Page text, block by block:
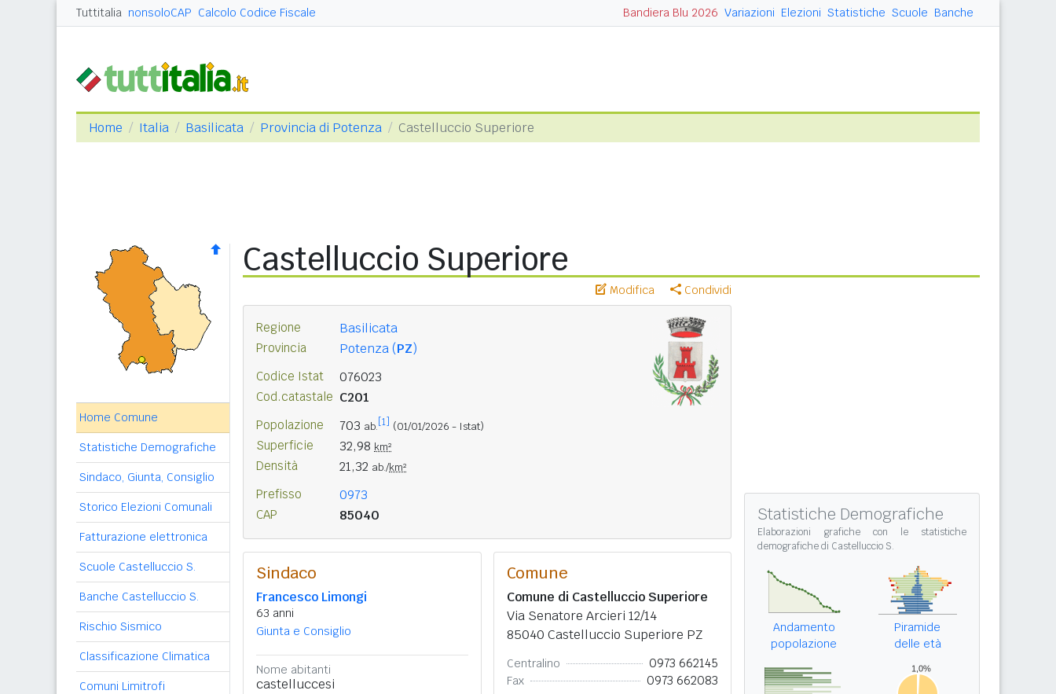
Tuttitalia nonsoloCAP Calcolo Codice Fiscale Bandiera Blu 2026 Variazioni Elezioni Statistiche Scuole Banche
Home Italia Basilicata Provincia di Potenza Castelluccio Superiore
Home Comune
Statistiche Demografiche
Sindaco, Giunta, Consiglio
Storico Elezioni Comunali
Fatturazione elettronica
Scuole Castelluccio S.
Banche Castelluccio S.
Rischio Sismico
Classificazione Climatica
Comuni Limitrofi
Castelluccio Superiore
Modifica Condividi
Regione Basilicata
Provincia Potenza (PZ)
Codice Istat 076023
Cod.catastale C201
Popolazione 703 ab. [1] (01/01/2026 - Istat)
Superficie 32,98 km²
Densità 21,32 ab./km²
Prefisso 0973
CAP 85040
Sindaco
Francesco Limongi
63 anni
Giunta e Consiglio
Nome abitanti
castelluccesi
Comune
Comune di Castelluccio Superiore
Via Senatore Arcieri 12/14
85040 Castelluccio Superiore PZ
Centralino 0973 662145
Fax 0973 662083
Statistiche Demografiche
Elaborazioni grafiche con le statistiche
demografiche di Castelluccio S.
Andamento
popolazione
Piramide
delle età